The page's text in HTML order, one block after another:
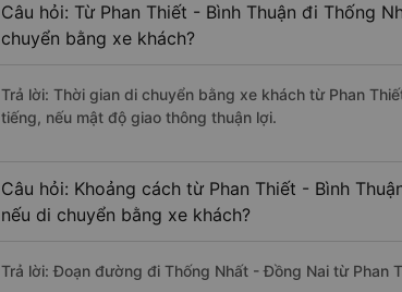
Câu hỏi: Từ Phan Thiết - Bình Thuận đi Thống
chuyển bằng xe khách?
Trả lời: Thời gian di chuyển bằng xe khách từ Phan
tiếng, nếu mật độ giao thông thuận lợi.
Câu hỏi: Khoảng cách từ Phan Thiết - Bình
nếu di chuyển bằng xe khách?
Trả lời: Đoạn đường đi Thống Nhất - Đồng Nai từ Phan